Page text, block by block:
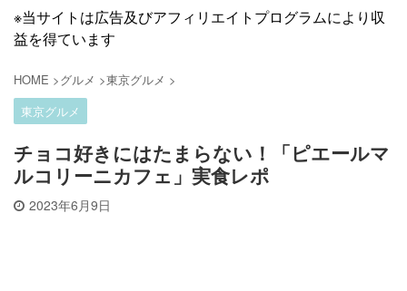
※当サイトは広告及びアフィリエイトプログラムにより収
益を得ています
HOME >グルメ >東京グルメ >
東京グルメ
チョコ好きにはたまらない！「ピエールマ
ルコリーニカフェ」実食レポ
2023年6月9日